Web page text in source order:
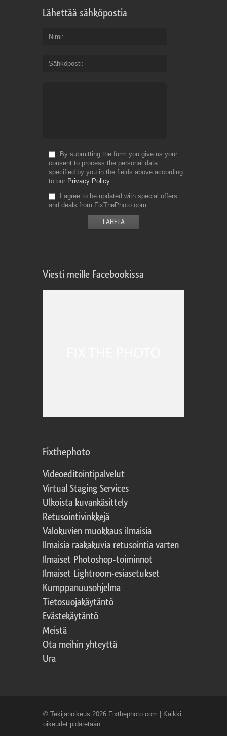
Lähettää sähköpostia
Nimi
Sähköposti
By submitting the form you give us your
consent to process the personal data
specified by you in the fields above according
to our Privacy Policy
I agree to be updated with special offers
and deals from FixThePhoto.com
Viesti meille Facebookissa
Fixthephoto
Videoeditointipalvelut
Virtual Staging Services
Ulkoista kuvankäsittely
Retusointivinkkejä
Valokuvien muokkaus ilmaisia
Ilmaisia raakakuvia retusointia varten
Ilmaiset Photoshop-toiminnot
Ilmaiset Lightroom-esiasetukset
Kumppanuusohjelma
Tietosuojakäytäntö
Evästekäytäntö
Meistä
Ota meihin yhteyttä
Ura
© Tekijänoikeus 2026 Fixthephoto.com | Kaikki
oikeudet pidätetään.